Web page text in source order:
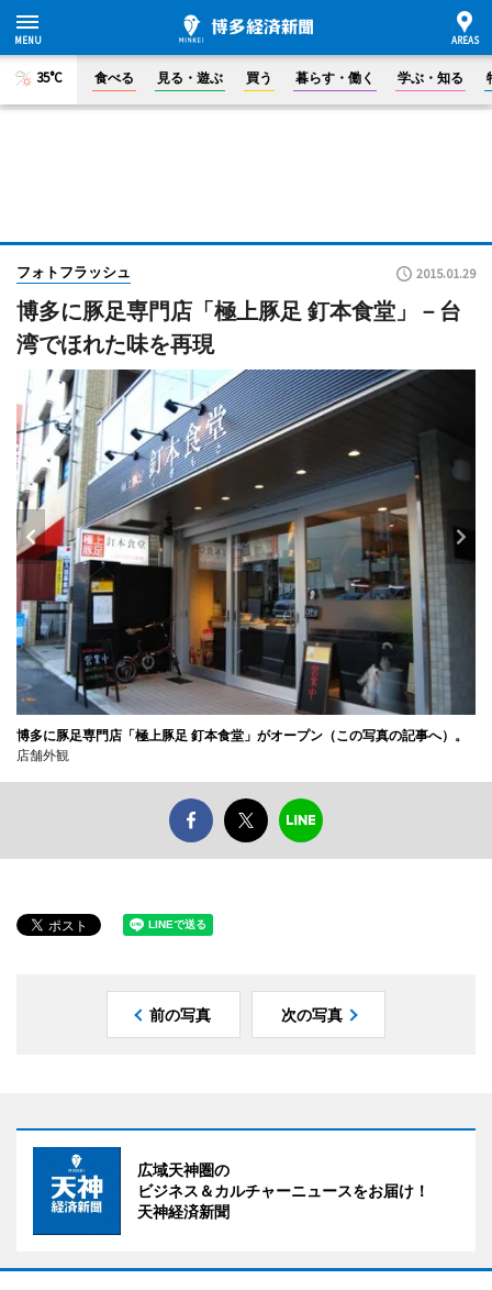
35°C 食べる 見る・遊ぶ 買う 暮らす・働く 学ぶ・知る
フォトフラッシュ 2015.01.29
博多に豚足専門店「極上豚足 釘本食堂」－台
湾でほれた味を再現
博多に豚足専門店「極上豚足 釘本食堂」がオープン（この写真の記事へ）。
店舗外観
前の写真 次の写真
広域天神圏の
ビジネス＆カルチャーニュースをお届け！
天神経済新聞